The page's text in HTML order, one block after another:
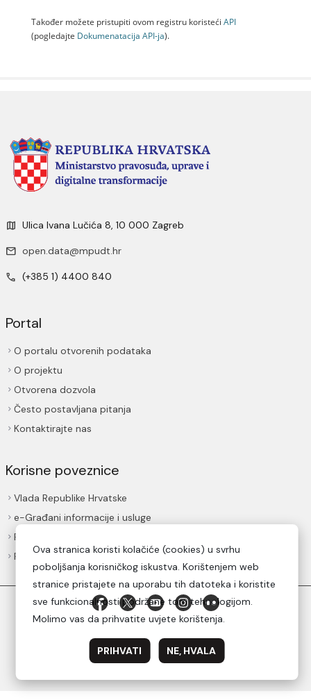
Također možete pristupiti ovom registru koristeći API
(pogledajte Dokumenаtаcijа API-jа).